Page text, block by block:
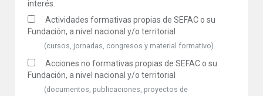
interés.
Actividades formativas propias de SEFAC o su
Fundación, a nivel nacional y/o territorial
(cursos, jornadas, congresos y material formativo).
Acciones no formativas propias de SEFAC o su
Fundación, a nivel nacional y/o territorial
(documentos, publicaciones, proyectos de